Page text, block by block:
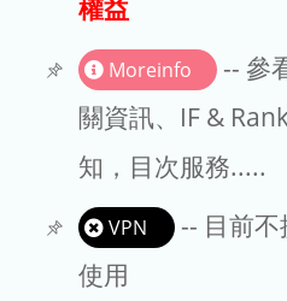
文章處
權益
Moreinfo
-- 參
關資訊、IF &
知，目次服務.....
VPN
-- 目前不
使用